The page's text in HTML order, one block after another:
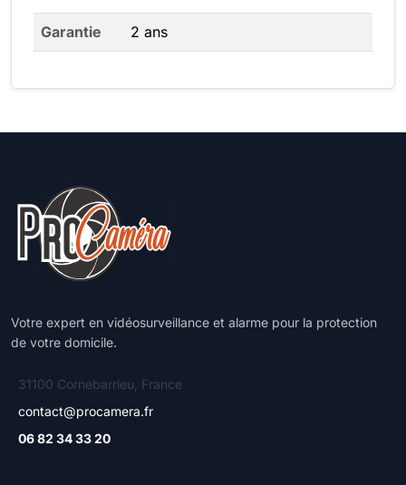
Garantie 2 ans
Votre expert en vidéosurveillance et alarme pour la protection
de votre domicile.
31100 Cornebarrieu, France
contact@procamera.fr
06 82 34 33 20